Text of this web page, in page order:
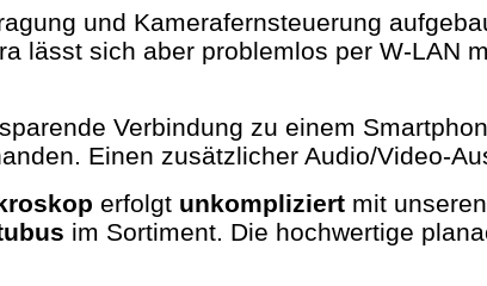
und Kamerafernsteuerung
lässt sich aber problemlos per W-LAN
Verbindung zu einem
Einen zusätzlicher Audio/Video-
erfolgt unkompliziert mit unseren
im Sortiment. Die hochwertige